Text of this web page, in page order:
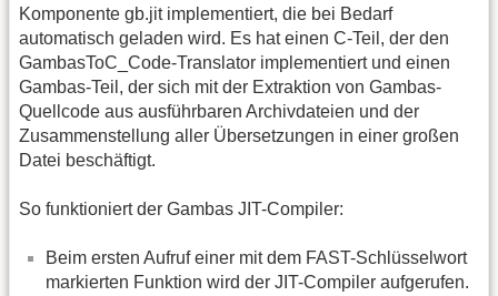
Komponente gb.jit implementiert, die bei Bedarf
automatisch geladen wird. Es hat einen C-Teil, der den
GambasToC_Code-Translator implementiert und einen
Gambas-Teil, der sich mit der Extraktion von Gambas-
Quellcode aus ausführbaren Archivdateien und der
Zusammenstellung aller Übersetzungen in einer großen
Datei beschäftigt.
So funktioniert der Gambas JIT-Compiler:
Beim ersten Aufruf einer mit dem FAST-Schlüsselwort
markierten Funktion wird der JIT-Compiler aufgerufen.